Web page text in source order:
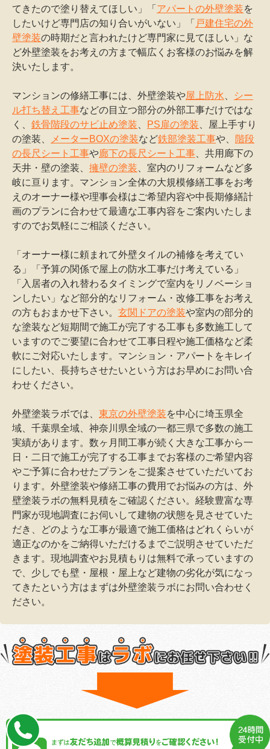
てきたので塗り替えてほしい」「 アパートの外壁塗装を
したいけど専門店の知り合いがいない」「 戸建住宅の外
壁塗装の時期だと言われたけど専門家に見てほしい」な
ど外壁塗装をお考えの方まで幅広くお客様のお悩みを解
決いたします。
マンションの修繕工事には、外壁塗装や屋上防水
シー
ル打ち替え工事などの目立つ部分の外部工事だけではな
く、 鉄骨階段のサビ止め塗装 PS扉の塗装 、屋上手すり
の塗装、
メーターBOXの塗装など鉄部塗装工事や、
階段
の長尺シート工事や廊下の長尺シート工事 、共用廊下の
天井・壁の塗装、 擁壁の塗装 、室内のリフォームなど多
岐に亘ります。マンション全体の大規模修繕工事をお考
えのオーナー様や理事会様はご希望内容や中長期修繕計
画のプランに合わせて最適な工事内容をご案内いたしま
すのでお気軽にご相談ください。
「オーナー様に頼まれて外壁タイルの補修を考えてい
る」「予算の関係で屋上の防水工事だけ考えている」
「入居者の入れ替わるタイミングで室内をリノベーショ
ンしたい」など部分的なリフォーム・改修工事をお考え
の方もおまかせ下さい。 玄関ドアの塗装や室内の部分的
な塗装など短期間で施工が完了する工事も多数施工して
いますのでご要望に合わせて工事日程や施工価格など柔
軟にご対応いたします。マンション・アパートをキレイ
にしたい、長持ちさせたいという方はお早めにお問い合
わせください。
外壁塗装ラボでは、 東京の外壁塗装を中心に埼玉県全
域、千葉県全域、神奈川県全域の一都三県で多数の施工
実績があります。数ヶ月間工事が続く大きな工事から一
日・二日で施工が完了する工事までお客様のご希望内容
やご予算に合わせたプランをご提案させていただいてお
ります。外壁塗装や修繕工事の費用でお悩みの方は、外
壁塗装ラボの無料見積をご確認ください。経験豊富な専
門家が現地調査にお伺いして建物の状態を見させていた
だき、どのような工事が最適で施工価格はどれくらいが
適正なのかをご納得いただけるまでご説明させていただ
きます。現地調査やお見積もりは無料で承っていますの
で、少しでも壁・屋根・屋上など建物の劣化が気になっ
てきたという方はまずは外壁塗装ラボにお問い合わせく
ださい。